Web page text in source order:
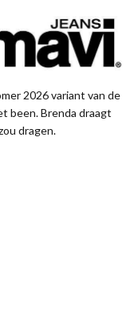
2026 variant van de
been. Brenda draagt
dragen.